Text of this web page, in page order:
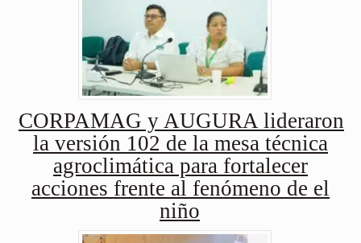
CORPAMAG y AUGURA lideraron
la versión 102 de la mesa técnica
agroclimática para fortalecer
acciones frente al fenómeno de el
niño